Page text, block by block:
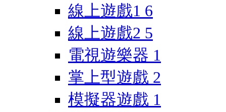
線上遊戲1 6
線上遊戲2 5
電視遊樂器 1
掌上型遊戲 2
模擬器遊戲 1